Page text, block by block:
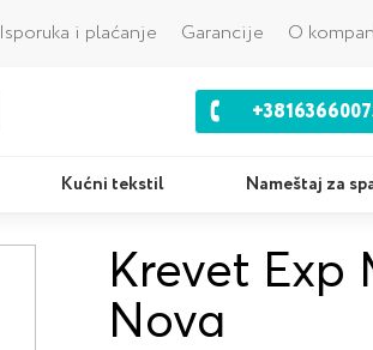
Isporuka i plaćanje Garancije O
Kućni tekstil Nameštaj za
Jastuci
Krevet Exp
Nova